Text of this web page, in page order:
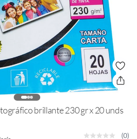
brillante 230 gr x 20 unds
(0)